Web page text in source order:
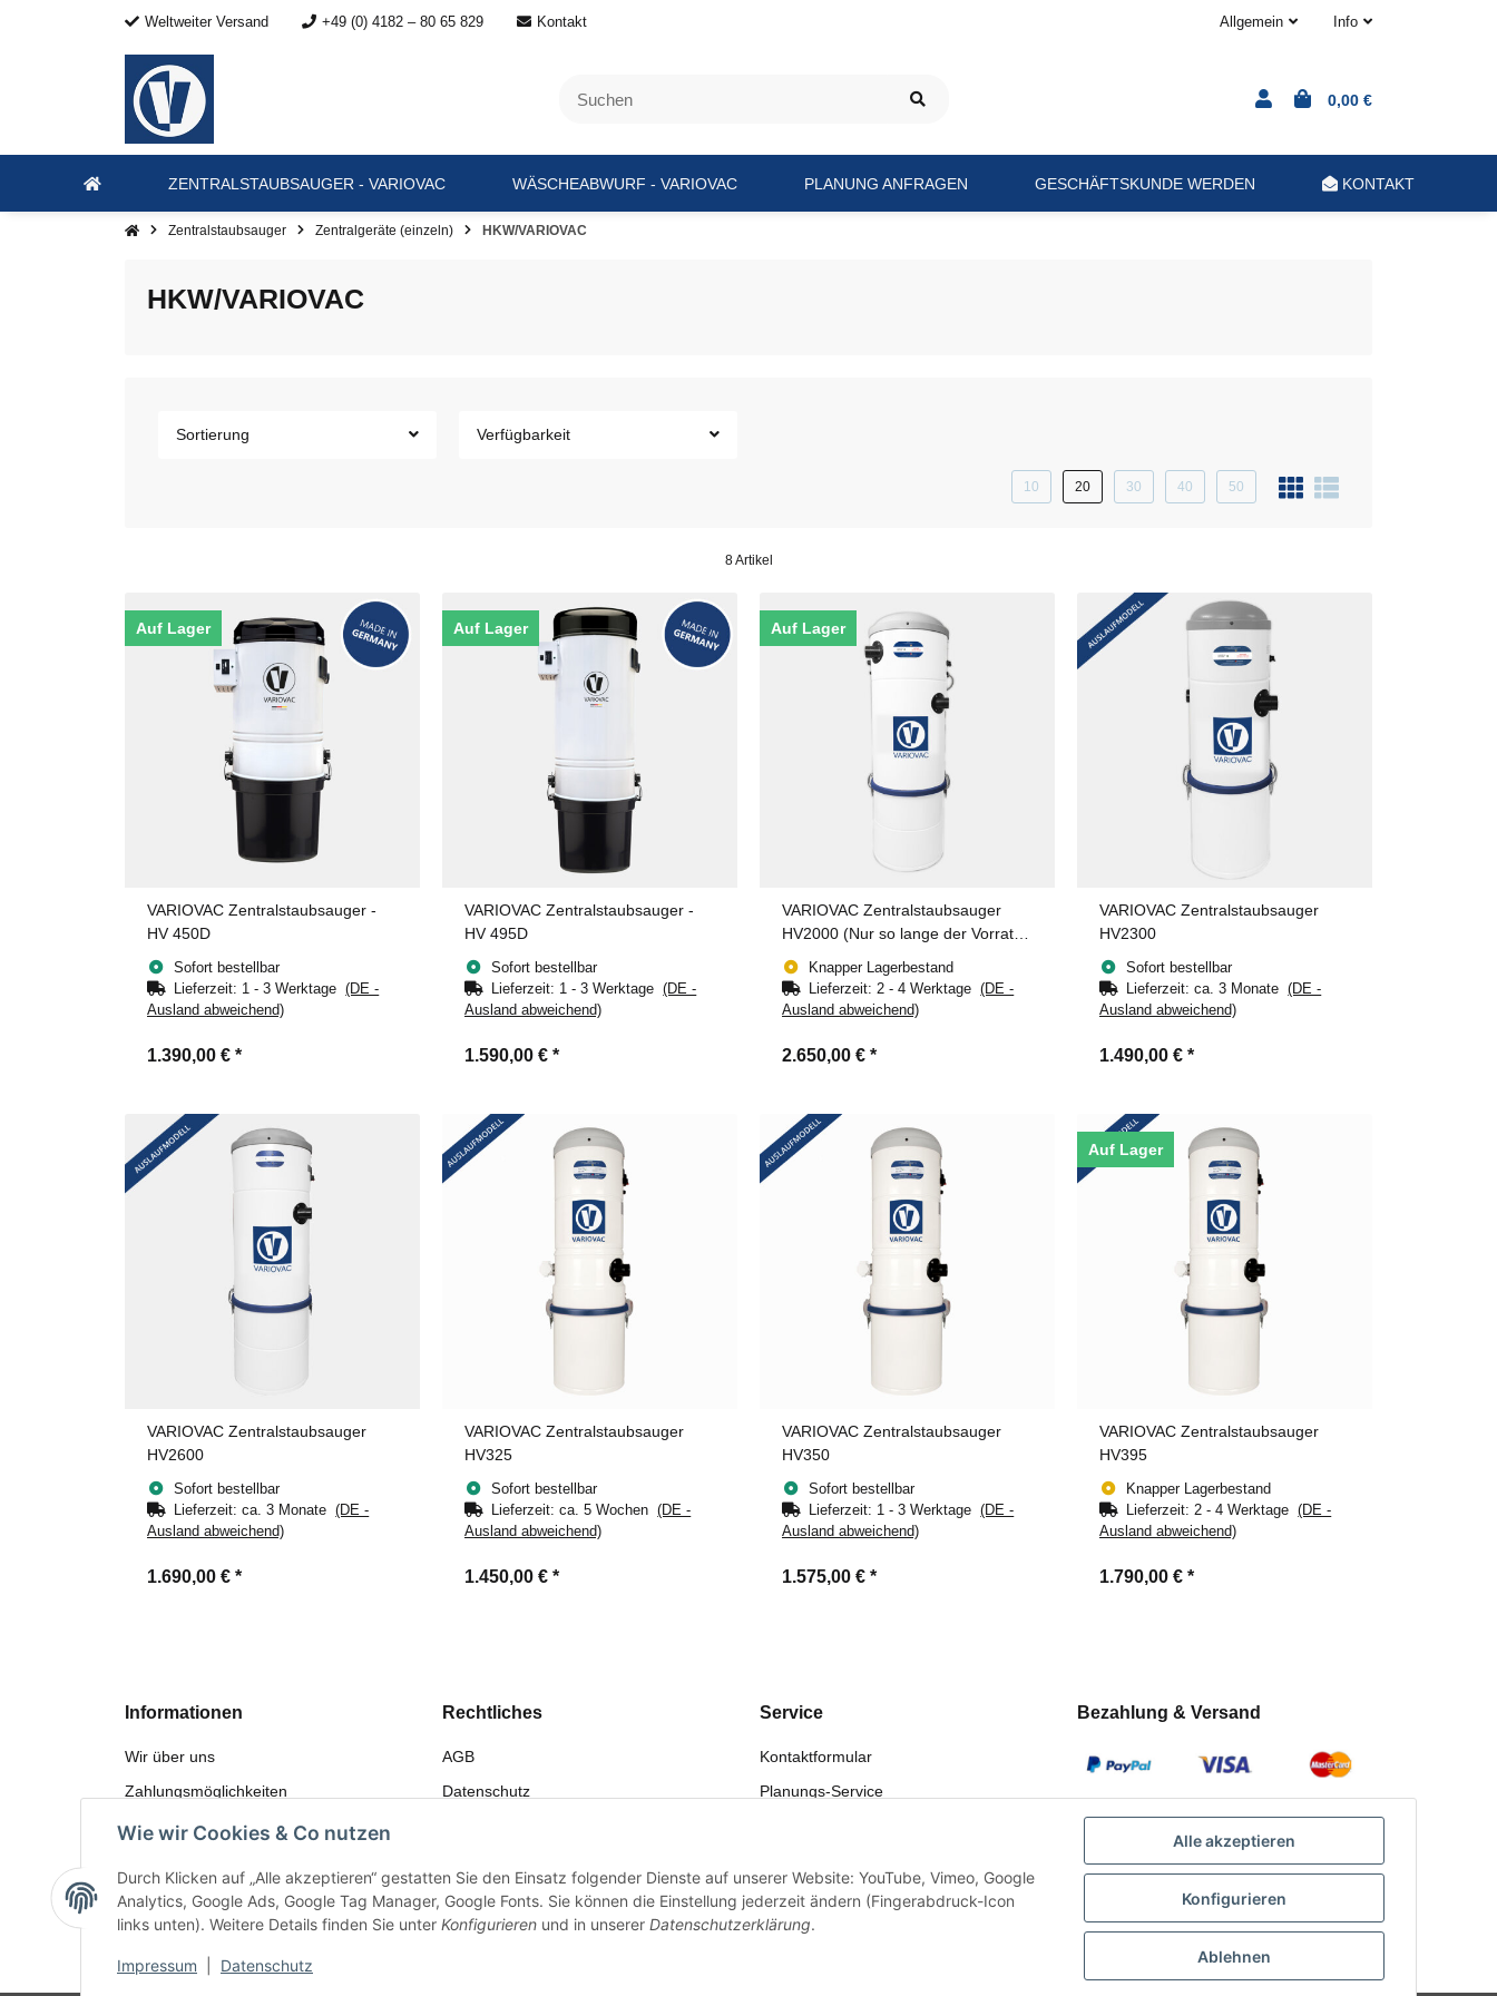
Weltweiter Versand +49 (0) 4182 – 80 65 829 Kontakt Allgemein Info
0,00 €
ZENTRALSTAUBSAUGER - VARIOVAC WÄSCHEABWURF - VARIOVAC PLANUNG ANFRAGEN GESCHÄFTSKUNDE WERDEN KONTAKT
Zentralstaubsauger Zentralgeräte (einzeln) HKW/VARIOVAC
HKW/VARIOVAC
Sortierung Verfügbarkeit
10 20 30 40 50
8 Artikel
Auf Lager
VARIOVAC Zentralstaubsauger -
HV 450D
Sofort bestellbar
Lieferzeit: 1 - 3 Werktage(DE -
Ausland abweichend)
1.390,00 € *
Auf Lager
VARIOVAC Zentralstaubsauger -
HV 495D
Sofort bestellbar
Lieferzeit: 1 - 3 Werktage(DE -
Ausland abweichend)
1.590,00 € *
Auf Lager
VARIOVAC Zentralstaubsauger
HV2000 (Nur so lange der Vorrat
reicht!)
Knapper Lagerbestand
Lieferzeit: 2 - 4 Werktage(DE -
Ausland abweichend)
2.650,00 € *
VARIOVAC Zentralstaubsauger
HV2300
Sofort bestellbar
Lieferzeit:ca. 3 Monate(DE -
Ausland abweichend)
1.490,00 € *
VARIOVAC Zentralstaubsauger
HV2600
Sofort bestellbar
Lieferzeit:ca. 3 Monate(DE -
Ausland abweichend)
1.690,00 € *
VARIOVAC Zentralstaubsauger
HV325
Sofort bestellbar
Lieferzeit:ca. 5 Wochen(DE -
Ausland abweichend)
1.450,00 € *
VARIOVAC Zentralstaubsauger
HV350
Sofort bestellbar
Lieferzeit: 1 - 3 Werktage(DE -
Ausland abweichend)
1.575,00 € *
Auf Lager
VARIOVAC Zentralstaubsauger
HV395
Knapper Lagerbestand
Lieferzeit: 2 - 4 Werktage(DE -
Ausland abweichend)
1.790,00 € *
Informationen
Wir über uns
Zahlungsmöglichkeiten
Versandinformationen
Bewerten
Rechtliches
AGB
Datenschutz
Impressum
Service
Kontaktformular
Planungs-Service
Retouren-Service
Bezahlung & Versand
Wie wir Cookies & Co nutzen
Durch Klicken auf „Alle akzeptieren“ gestatten Sie den Einsatz folgender Dienste auf unserer Website: YouTube, Vimeo, Google
Analytics, Google Ads, Google Tag Manager, Google Fonts. Sie können die Einstellung jederzeit ändern (Fingerabdruck-Icon
links unten). Weitere Details finden Sie unter Konfigurieren und in unserer Datenschutzerklärung.
Impressum Datenschutz
Alle akzeptieren
Konfigurieren
Ablehnen